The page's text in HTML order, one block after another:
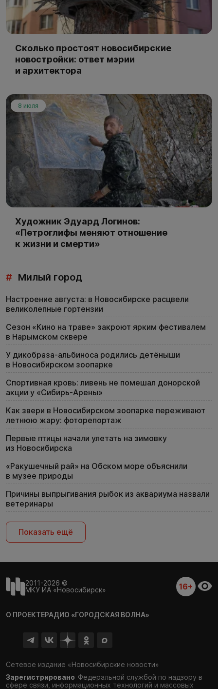
Сколько простоят новосибирские
новостройки: ответ мэрии
и архитектора
8 июля
Художник Эдуард Логинов:
«Петроглифы меняют отношение
к жизни и смерти»
# Милый город
Настроение августа: в Новосибирске расцвели
великолепные гортензии
Сезон «Кино на траве» закроют ярким фестивалем
в Нарымском сквере
У дикобраза-альбиноса родились детёныши
в Новосибирском зоопарке
Спортивная кровь: ливень не помешал донорской
акции у «Сибирь-Арены»
Как звери в Новосибирском зоопарке переживают
летнюю жару: фоторепортаж
Первые птицы начали улетать на зимовку
из Новосибирска
«Ракушечный рай» на Обском море объяснили
в музее природы
Причины выпрыгивания рыбок из аквариума назвали
ветеринары
Показать ещё
2011-2026 ©
МКУ ИА «Новосибирск»
16+
О ПРОЕКТЕРАДИО «ГОРОДСКАЯ ВОЛНА»
Сетевое издание «Новосибирские новости»
Зарегистрировано Федеральной службой по надзору в
сфере связи, информационных технологий и массовых